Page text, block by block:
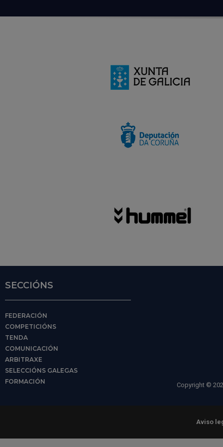
SECCIÓNS
FEDERACIÓN
COMPETICIÓNS
TENDA
COMUNICACIÓN
ARBITRAXE
SELECCIÓNS GALEGAS
FORMACIÓN
Copyright ©
Aviso